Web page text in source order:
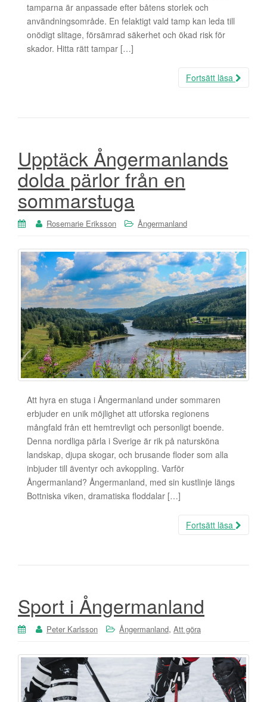
tamparna är anpassade efter båtens storlek och
användningsområde. En felaktigt vald tamp kan leda till
onödigt slitage, försämrad säkerhet och ökad risk för
skador. Hitta rätt tampar […]
Fortsätt läsa
Upptäck Ångermanlands
dolda pärlor från en
sommarstuga
Rosemarie Eriksson Ångermanland
Att hyra en stuga i Ångermanland under sommaren
erbjuder en unik möjlighet att utforska regionens
mångfald från ett hemtrevligt och personligt boende.
Denna nordliga pärla i Sverige är rik på natursköna
landskap, djupa skogar, och brusande floder som alla
inbjuder till äventyr och avkoppling. Varför
Ångermanland? Ångermanland, med sin kustlinje längs
Bottniska viken, dramatiska floddalar […]
Fortsätt läsa
Sport i Ångermanland
Peter Karlsson Ångermanland, Att göra